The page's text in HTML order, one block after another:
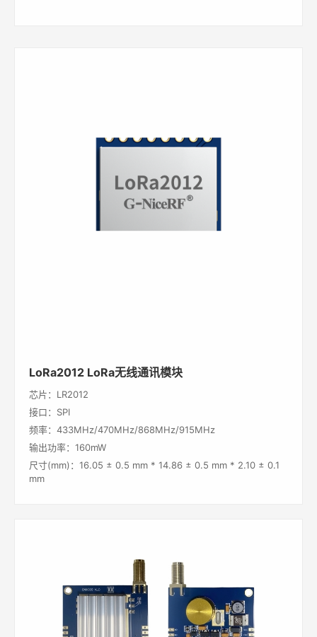
LoRa2012 LoRa无线通讯模块
芯片：LR2012
接口：SPI
频率：433MHz/470MHz/868MHz/915MHz
输出功率：160mW
尺寸(mm)：16.05 ± 0.5 mm * 14.86 ± 0.5 mm * 2.10 ± 0.1
mm